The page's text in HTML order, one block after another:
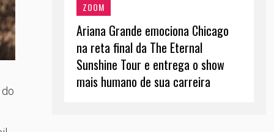
ZOOM
Ariana Grande emociona Chicago
na reta final da The Eternal
Sunshine Tour e entrega o show
mais humano de sua carreira